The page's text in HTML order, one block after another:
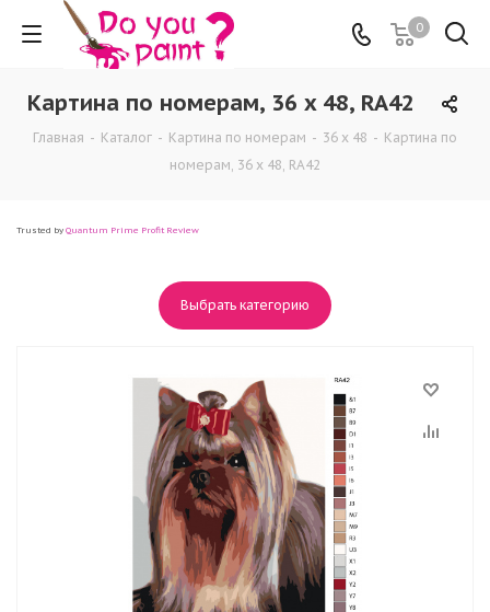
0
Картина по номерам, 36 x 48, RA42
Главная - Каталог - Картина по номерам - 36 x 48 - Картина по
номерам, 36 x 48, RA42
Trusted by Quantum Prime Profit Review
Выбрать категорию